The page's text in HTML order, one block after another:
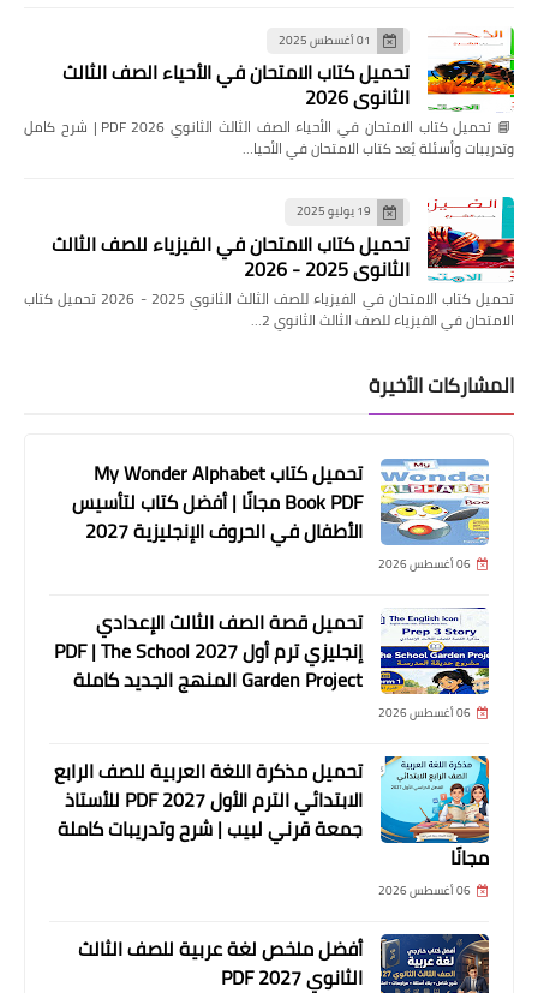
01 أغسطس 2025
تحميل كتاب الامتحان في الأحياء الصف الثالث
الثانوي 2026
📘 تحميل كتاب الامتحان في الأحياء الصف الثالث الثانوي 2026 PDF | شرح كامل
وتدريبات وأسئلة يُعد كتاب الامتحان في الأحيا…
19 يوليو 2025
تحميل كتاب الامتحان في الفيزياء للصف الثالث
الثانوي 2025 - 2026
تحميل كتاب الامتحان في الفيزياء للصف الثالث الثانوي 2025 - 2026 تحميل كتاب
الامتحان في الفيزياء للصف الثالث الثانوي 2…
المشاركات الأخيرة
تحميل كتاب My Wonder Alphabet
Book PDF مجانًا | أفضل كتاب لتأسيس
الأطفال في الحروف الإنجليزية 2027
06 أغسطس 2026
تحميل قصة الصف الثالث الإعدادي
إنجليزي ترم أول 2027 PDF | The School
Garden Project المنهج الجديد كاملة
06 أغسطس 2026
تحميل مذكرة اللغة العربية للصف الرابع
الابتدائي الترم الأول 2027 PDF للأستاذ
جمعة قرني لبيب | شرح وتدريبات كاملة
مجانًا
06 أغسطس 2026
أفضل ملخص لغة عربية للصف الثالث
الثانوي 2027 PDF